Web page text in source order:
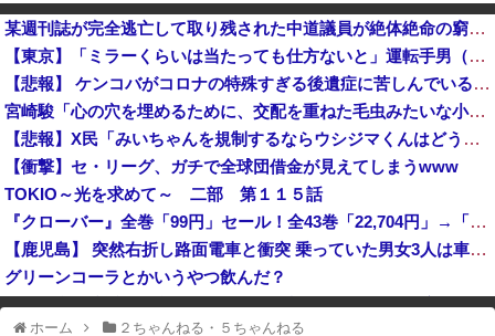
スペースXのロケット残骸、月に衝突 人工物で過去最大級 [8/7]
岸田文雄元首相「円安を阻止するために日米の通貨当局が実施した為替介入は一時しのぎに過ぎない」
某週刊誌が完全逃亡して取り残された中道議員が絶体絶命の窮地、「今度は宏池会に矛先を向けたか……」と節操の無さに呆れる人が続出
【東京】「ミラーくらいは当たっても仕方ないと」運転手男（49）を再逮捕 ベントレーが車7台に衝突 男女6人負傷 八王子
【悲報】 ケンコバがコロナの特殊すぎる後遺症に苦しんでいる模様…お前らの周りにもこんな奴いる？
宮崎駿「心の穴を埋めるために、交配を重ねた毛虫みたいな小さな犬を連れてる人、本当に醜い」←これどう思う？
【悲報】X民「みいちゃんを規制するならウシジマくんはどうなの？」→論破されてしまうｗｗｗｗｗ
【衝撃】セ・リーグ、ガチで全球団借金が見えてしまうwww
TOKIO～光を求めて～ 二部 第１１５話
『クローバー』全巻「99円」セール！全43巻「22,704円」→「4,257円」！実写ドラマ化もされたチャンピオンが誇る名作ヤンキー漫画！『ドロ...
【鹿児島】 突然右折し路面電車と衝突 乗っていた男女3人は車を放置しダッシュで逃走中
グリーンコーラとかいうやつ飲んだ？
中国「台風接近！」台風13号「三峡直撃予測」中国「上流大洪水！（三峡上流」中国都市「8/5の映像（動画」三峡ダム「緊急放流（決壊危機」中国「下流大水害（震え声」→
ホーム ２ちゃんねる・５ちゃんねる